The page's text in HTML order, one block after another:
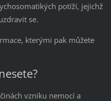
potíží, jejichž
se.
kterými pak můžete
vzniku nemocí a